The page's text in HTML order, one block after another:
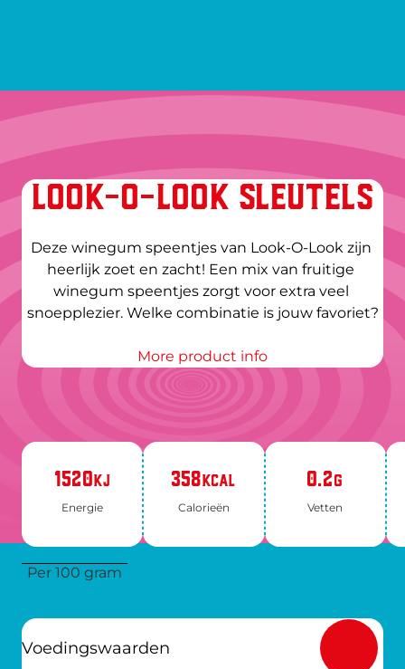
LOOK-O-LOOK SLEUTELS
Deze winegum speentjes van Look-O-Look zijn
heerlijk zoet en zacht! Een mix van fruitige
winegum speentjes zorgt voor extra veel
snoepplezier. Welke combinatie is jouw favoriet?
More product info
1520KJ
Ener­gie
358KCAL
Ca­lo­rie­ën
0.2G
Vet­ten
Per 100 gram
Voedingswaarden